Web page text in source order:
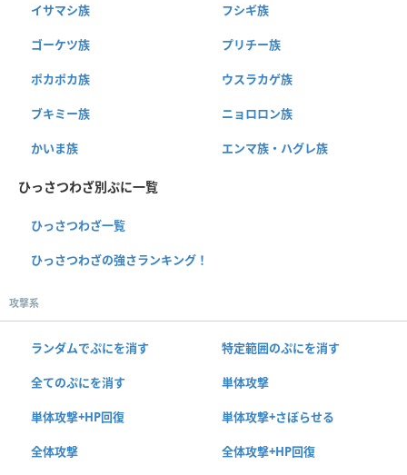
イサマシ族 フシギ族
ゴーケツ族 プリチー族
ポカポカ族 ウスラカゲ族
ブキミー族 ニョロロン族
かいま族 エンマ族・ハグレ族
ひっさつわざ別ぷに一覧
ひっさつわざ一覧
ひっさつわざの強さランキング！
攻撃系
ランダムでぷにを消す 特定範囲のぷにを消す
全てのぷにを消す 単体攻撃
単体攻撃+HP回復 単体攻撃+さぼらせる
全体攻撃 全体攻撃+HP回復